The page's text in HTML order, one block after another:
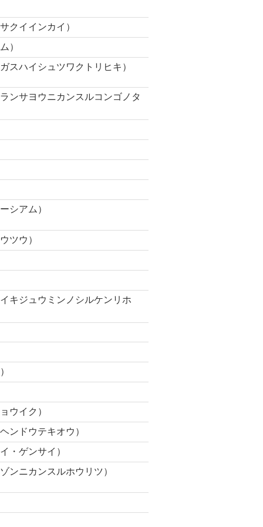
クイインカイ）
）
スハイシュツワクトリヒキ）
ンサヨウニカンスルコンゴノタ
シアム）
ツウ）
キジュウミンノシルケンリホ
ウイク）
ンドウテキオウ）
・ゲンサイ）
ンニカンスルホウリツ）